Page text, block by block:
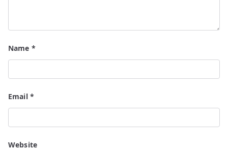
Name *
Email *
Website